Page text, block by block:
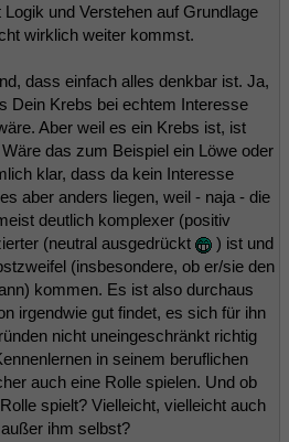
und Verstehen auf Grundlage
wirklich weiter kommst.
dass einfach alles denkbar ist. Ja,
Dein Krebs bei echtem Interesse
Aber weil es ein Krebs ist, ist
das zum Beispiel ein Löwe oder
klar, dass da kein Interesse
aber anders liegen, weil - naja - die
deutlich komplexer (positiv
(neutral ausgedrückt
) ist und
(insbesondere, ob er/sie den
kommen. Es ist also durchaus
irgendwie gut findet, es sich für ihn
nicht uneingeschränkt richtig
in seinem beruflichen
auch eine Rolle spielen. Und ob
spielt? Vielleicht, vielleicht auch
ihm selbst?